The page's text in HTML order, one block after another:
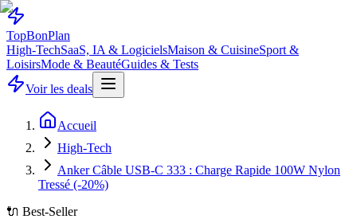
TopBonPlan
High-TechSaaS, IA & LogicielsMaison & CuisineSport &
LoisirsMode & BeautéGuides & Tests
Voir les deals
Accueil
High-Tech
Anker Câble USB-C 333 : Charge Rapide 100W Nylon
Tressé (-20%)
🔌 Best-Seller